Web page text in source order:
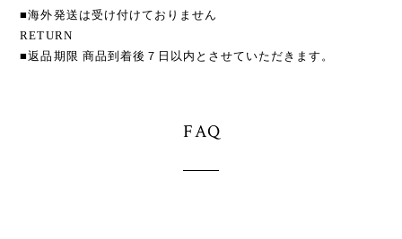
■海外発送は受け付けておりません
RETURN
■返品期限 商品到着後７日以内とさせていただきます。
FAQ